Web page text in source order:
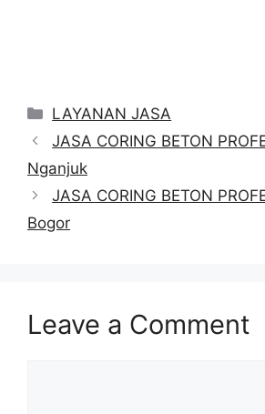
Categories
LAYANAN JASA
JASA CORING BETON
Nganjuk
JASA CORING BETON
Bogor
Leave a Comment